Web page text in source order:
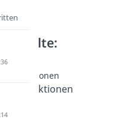
Inhalte:
Funktionen
Funktionen